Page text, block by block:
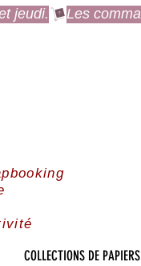
jeudi.
COLLECTIONS DE PAPIERS